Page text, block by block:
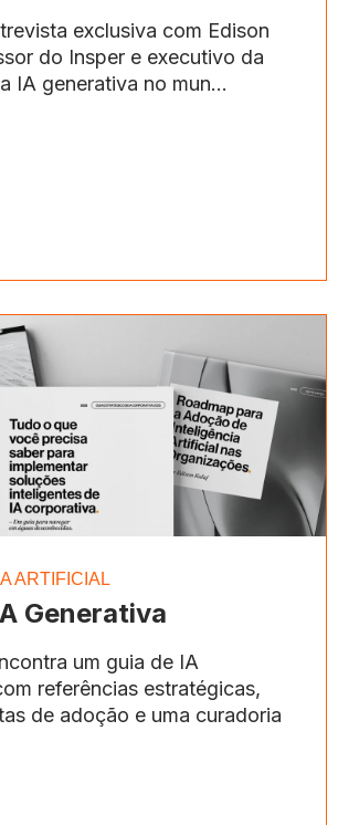
exclusiva com Edison
do Insper e executivo da
IA generativa no mun...
ARTIFICIAL
Generativa
um guia de IA
referências estratégicas,
de adoção e uma curadoria